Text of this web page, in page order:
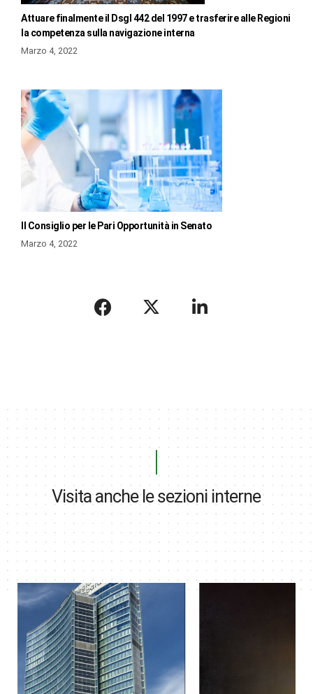
Attuare finalmente il Dsgl 442 del 1997 e trasferire alle Regioni
la competenza sulla navigazione interna
Marzo 4, 2022
Il Consiglio per le Pari Opportunità in Senato
Marzo 4, 2022
Visita anche le sezioni interne